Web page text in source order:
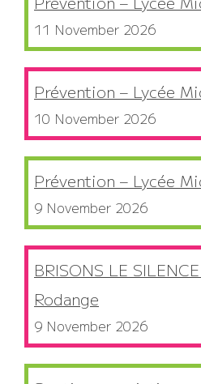
11 November 2026
Prévention – Lycée
10 November 2026
Prévention – Lycée
9 November 2026
BRISONS LE
Rodange
9 November 2026